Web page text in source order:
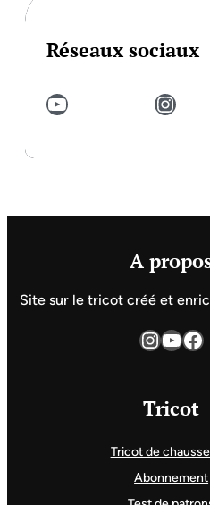
Réseaux sociaux
YouTube Instagram
A
Site sur le tricot créé et
InstagramYouTube Facebook
Tricot
Tricot de
Abonnement